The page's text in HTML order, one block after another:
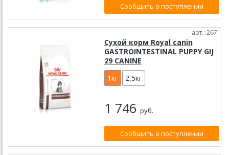
Сообщить о поступлении
арт.: 267
Сухой корм Royal canin
GASTROINTESTINAL PUPPY GIJ
29 CANINE
1кг
2,5кг
1 746 руб.
Сообщить о поступлении